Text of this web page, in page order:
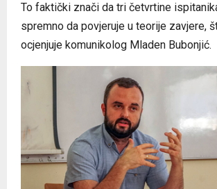
To faktički znači da tri četvrtine
spremno da povjeruje u teorije zavjere,
ocjenjuje komunikolog Mladen Bubonjić.